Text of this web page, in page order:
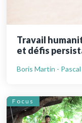
Travail
et défis
Boris Martin -
Focus